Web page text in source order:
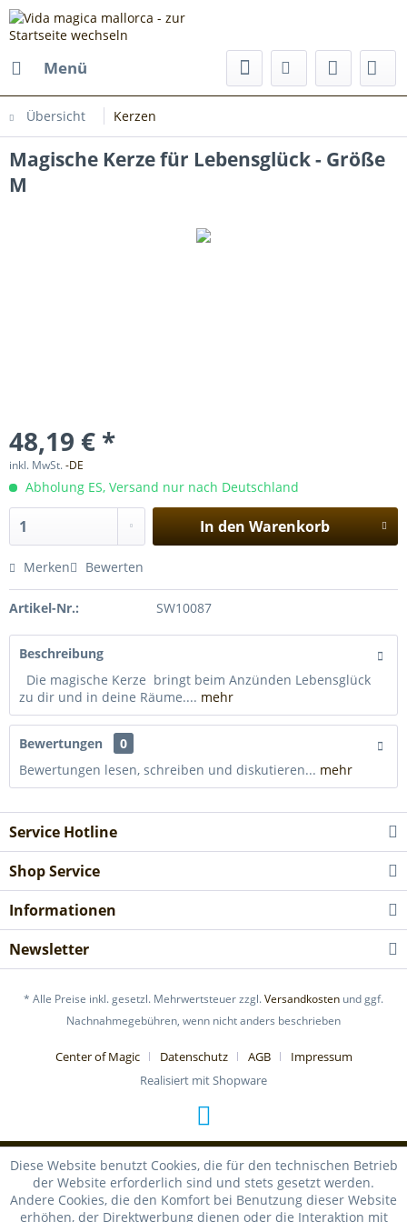
Menü
Übersicht Kerzen
Magische Kerze für Lebensglück - Größe
M
48,19 € *
inkl. MwSt.-DE
Abholung ES, Versand nur nach Deutschland
In den Warenkorb
Merken Bewerten
Artikel-Nr.: SW10087
Beschreibung
Die magische Kerze bringt beim Anzünden Lebensglück
zu dir und in deine Räume.... mehr
Bewertungen
0
Bewertungen lesen, schreiben und diskutieren... mehr
Service Hotline
Shop Service
Informationen
Newsletter
* Alle Preise inkl. gesetzl. Mehrwertsteuer zzgl.Versandkosten und ggf.
Nachnahmegebühren, wenn nicht anders beschrieben
Center of Magic Datenschutz AGB
Impressum
Realisiert mit Shopware
Diese Website benutzt Cookies, die für den technischen Betrieb
der Website erforderlich sind und stets gesetzt werden.
Andere Cookies, die den Komfort bei Benutzung dieser Website
erhöhen, der Direktwerbung dienen oder die Interaktion mit